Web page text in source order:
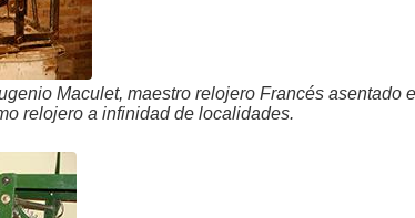
Maculet, maestro relojero Francés asentado
relojero a infinidad de localidades.